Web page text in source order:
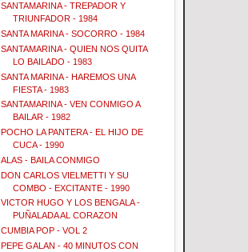
SANTAMARINA - TREPADOR Y
TRIUNFADOR - 1984
SANTA MARINA - SOCORRO - 1984
SANTAMARINA - QUIEN NOS QUITA
LO BAILADO - 1983
SANTA MARINA - HAREMOS UNA
FIESTA - 1983
SANTAMARINA - VEN CONMIGO A
BAILAR - 1982
POCHO LA PANTERA - EL HIJO DE
CUCA - 1990
ALAS - BAILA CONMIGO
DON CARLOS VIELMETTI Y SU
COMBO - EXCITANTE - 1990
VICTOR HUGO Y LOS BENGALA -
PUÑALADA AL CORAZON
CUMBIA POP - VOL 2
PEPE GALAN - 40 MINUTOS CON